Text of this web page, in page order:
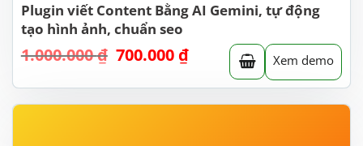
Plugin viết Content Bằng AI Gemini, tự động
tạo hình ảnh, chuẩn seo
1.000.000₫ Giá
gốc
700.000 ₫Giá
hiện
700.000 ₫.
Xem demo